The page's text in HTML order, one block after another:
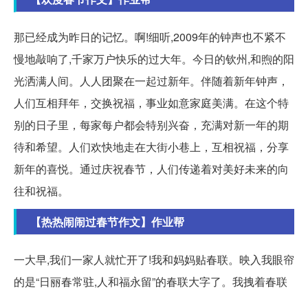
那已经成为昨日的记忆。啊!细听,2009年的钟声也不紧不
慢地敲响了,千家万户快乐的过大年。今日的钦州,和煦的阳
光洒满人间。人人团聚在一起过新年。伴随着新年钟声，
人们互相拜年，交换祝福，事业如意家庭美满。在这个特
别的日子里，每家每户都会特别兴奋，充满对新一年的期
待和希望。人们欢快地走在大街小巷上，互相祝福，分享
新年的喜悦。通过庆祝春节，人们传递着对美好未来的向
往和祝福。
【热热闹闹过春节作文】作业帮
一大早,我们一家人就忙开了!我和妈妈贴春联。映入我眼帘
的是“日丽春常驻,人和福永留”的春联大字了。我拽着春联